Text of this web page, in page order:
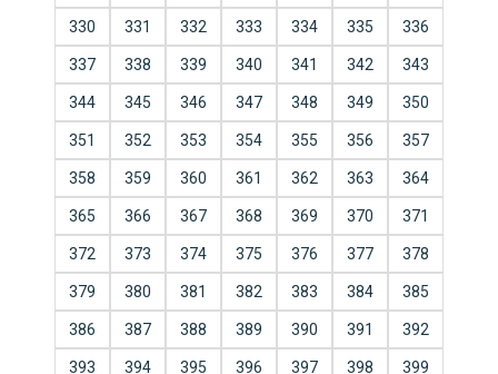
330 331 332 333 334 335 336
337 338 339 340 341 342 343
344 345 346 347 348 349 350
351 352 353 354 355 356 357
358 359 360 361 362 363 364
365 366 367 368 369 370 371
372 373 374 375 376 377 378
379 380 381 382 383 384 385
386 387 388 389 390 391 392
393 394 395 396 397 398 399